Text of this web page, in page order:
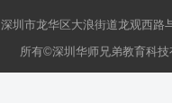
深圳市龙华区大浪街道龙观西
所有©深圳华师兄弟教育科技